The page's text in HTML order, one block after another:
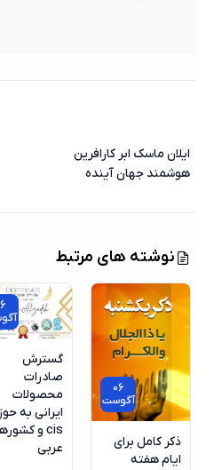
ایلان ماسک ابر کارافرین
هوشمند جهان آینده
نوشته های مرتبط
06
آگوست
ذکر کامل برای
ایام هفته
06
آگوست
گسترش
صادرات
محصولات
ایرانی به حوزه
cis و کشورهای